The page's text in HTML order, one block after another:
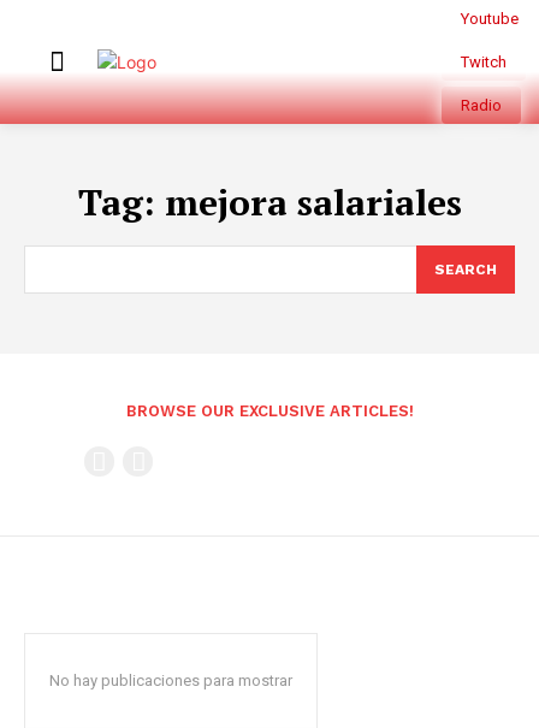
Youtube
Twitch
Radio
Tag: mejora salariales
SEARCH
BROWSE OUR EXCLUSIVE ARTICLES!
No hay publicaciones para mostrar